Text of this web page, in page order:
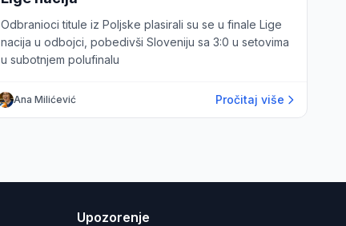
Odbranioci titule iz Poljske plasirali su se u finale Lige
nacija u odbojci, pobedivši Sloveniju sa 3:0 u setovima
u subotnjem polufinalu
Ana Milićević Pročitaj više
Upozorenje